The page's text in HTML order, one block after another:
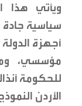
ويأتي هذا
سياسية
أجهزة
مؤسسي،
للحكومة
الأردن